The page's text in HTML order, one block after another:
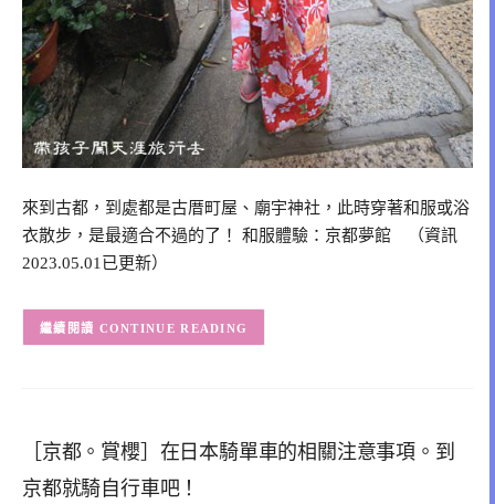
來到古都，到處都是古厝町屋、廟宇神社，此時穿著和服或浴
衣散步，是最適合不過的了！ 和服體驗：京都夢館 （資訊
2023.05.01已更新）
CONTINUE READING
［京都。賞櫻］在日本騎單車的相關注意事項。到
京都就騎自行車吧！